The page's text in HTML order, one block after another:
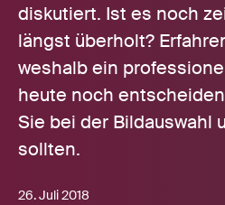
diskutiert. Ist es noch
längst überholt?
weshalb ein
heute noch
Sie bei der Bildauswahl
sollten.
26. Juli 2018